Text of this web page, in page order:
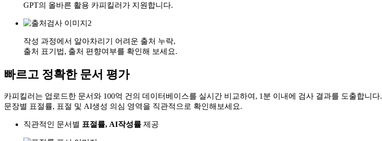
GPT의 올바른 활용 카피킬러가 지원합니다.
작성 과정에서 알아차리기 어려운 출처 누락,
출처 표기법, 출처 편향여부를 확인해 보세요.
빠르고 정확한 문서 평가
카피킬러는 업로드한 문서와 100억 건의 데이터베이스를 실시간 비교하여, 1분 이내에 검사 결과를 도출합니다.
문장별 표절률, 표절 및 AI생성 의심 영역을 직관적으로 확인해보세요.
직관적인 문서별 표절률, AI작성률 제공